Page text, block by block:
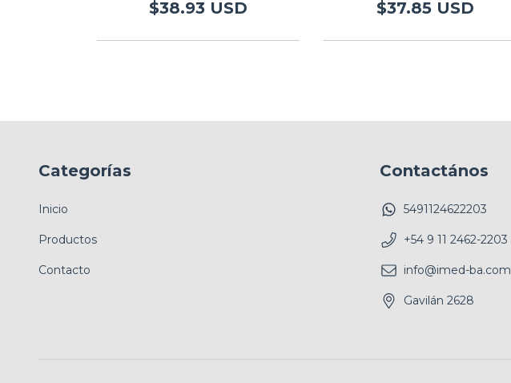
$38.93 USD $37.85 USD
Categorías
Inicio
Productos
Contacto
Contactános
5491124622203
+54 9 11 2462-2203
info@imed-ba.com
Gavilán 2628